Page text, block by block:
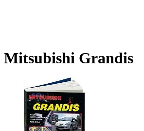
Mitsubishi Grandis